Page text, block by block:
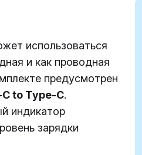
использоваться
и как проводная
предусмотрен
to Type-C.
индикатор
зарядки